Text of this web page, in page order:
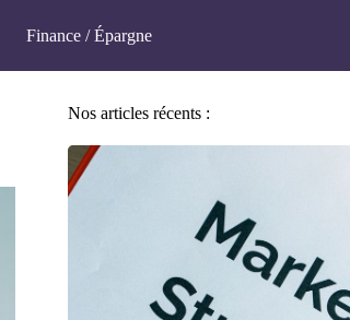
Finance / Épargne
Nos articles récents :